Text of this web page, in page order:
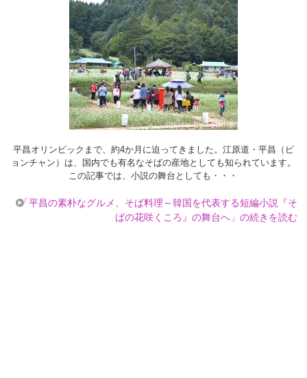
平昌オリンピックまで、約4か月に迫ってきました。江原道・平昌（ピ
ョンチャン）は、国内でも有名なそばの産地としても知られています。
この記事では、小説の舞台としても・・・
「平昌の素朴なグルメ、そば料理～韓国を代表する短編小説『そ
ばの花咲くころ』の舞台へ」の続きを読む